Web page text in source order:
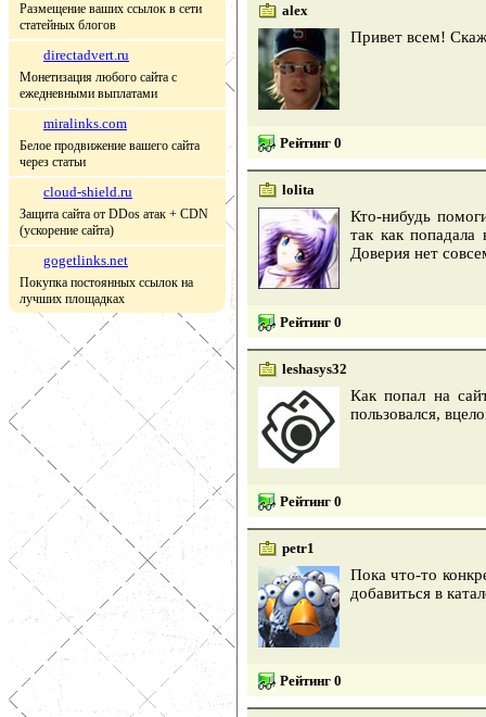
Размещение ваших ссылок в сети
статейных блогов
directadvert.ru
Монетизация любого сайта с
ежедневными выплатами
miralinks.com
Белое продвижение вашего сайта
через статьи
cloud-shield.ru
Защита сайта от DDos атак + CDN
(ускорение сайта)
gogetlinks.net
Покупка постоянных ссылок на
лучших площадках
alex
Привет всем!
Рейтинг 0
lolita
Кто-нибудь
так как
Доверия нет
Рейтинг 0
leshasys32
Как попал на
пользовался,
Рейтинг 0
petr1
Пока что-то
добавиться в
Рейтинг 0